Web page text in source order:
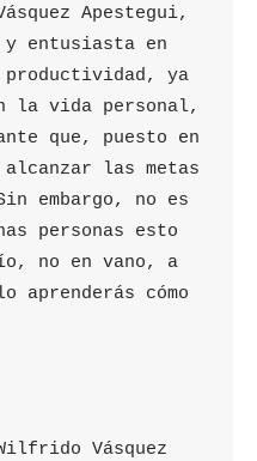
Apestegui,
y entusiasta en
ya
la vida personal,
que, puesto en
las metas
embargo, no es
personas esto
no en vano, a
cómo
Vásquez